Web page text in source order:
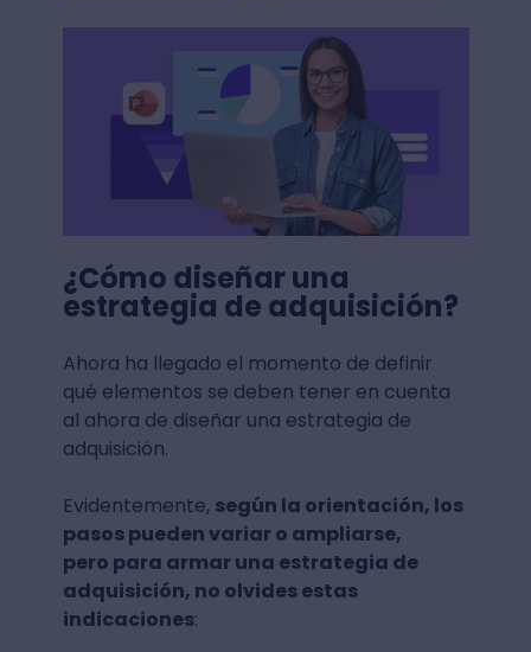
¿Cómo diseñar una
estrategia de adquisición?
Ahora ha llegado el momento de definir
qué elementos se deben tener en cuenta
al ahora de diseñar una estrategia de
adquisición.
Evidentemente, según la orientación, los
pasos pueden variar o ampliarse,
pero para armar una estrategia de
adquisición, no olvides estas
indicaciones: